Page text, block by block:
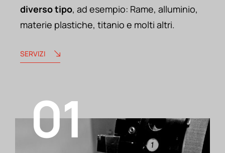
diverso tipo, ad esempio: Rame, alluminio,
materie plastiche, titanio e molti altri.
SERVIZI
01